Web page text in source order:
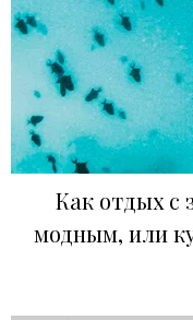
Как отдых с
модным, или